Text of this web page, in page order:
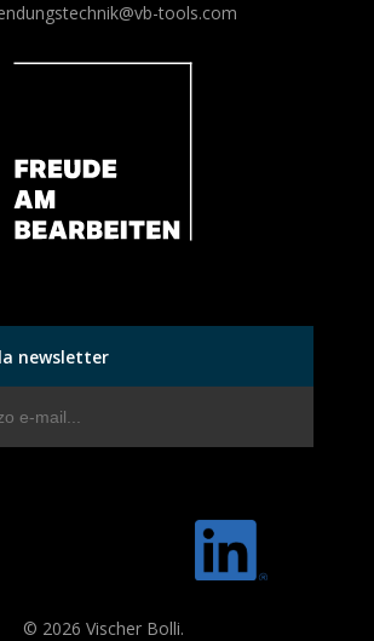
tools.com
newsletter
© 2026 Vischer Bolli.